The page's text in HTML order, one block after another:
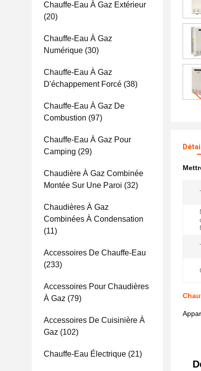
Chauffe-Eau À Gaz Extérieur
(20)
Chauffe-Eau À Gaz
Numérique (30)
Chauffe-Eau À Gaz
D'échappement Forcé (38)
Chauffe-Eau À Gaz De
Combustion (97)
Chauffe-Eau À Gaz Pour
Camping (29)
Chaudière À Gaz Combinée
Montée Sur Une Paroi (32)
Chaudières À Gaz
Combinées À Condensation
(11)
Accessoires De Chauffe-Eau
(233)
Accessoires Pour Chaudières
À Gaz (79)
Accessoires De Cuisinière À
Gaz (102)
Chauffe-Eau Électrique (21)